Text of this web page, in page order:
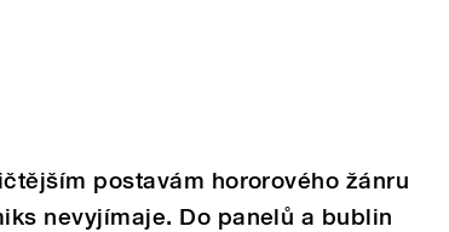
postavám hororového žánru
nevyjímaje. Do panelů a bublin